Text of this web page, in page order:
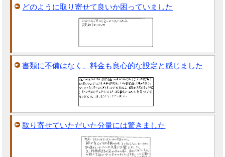
どのように取り寄せて良いか困っていました
書類に不備はなく、料金も良心的な設定と感じました
取り寄せていただいた分量には驚きました